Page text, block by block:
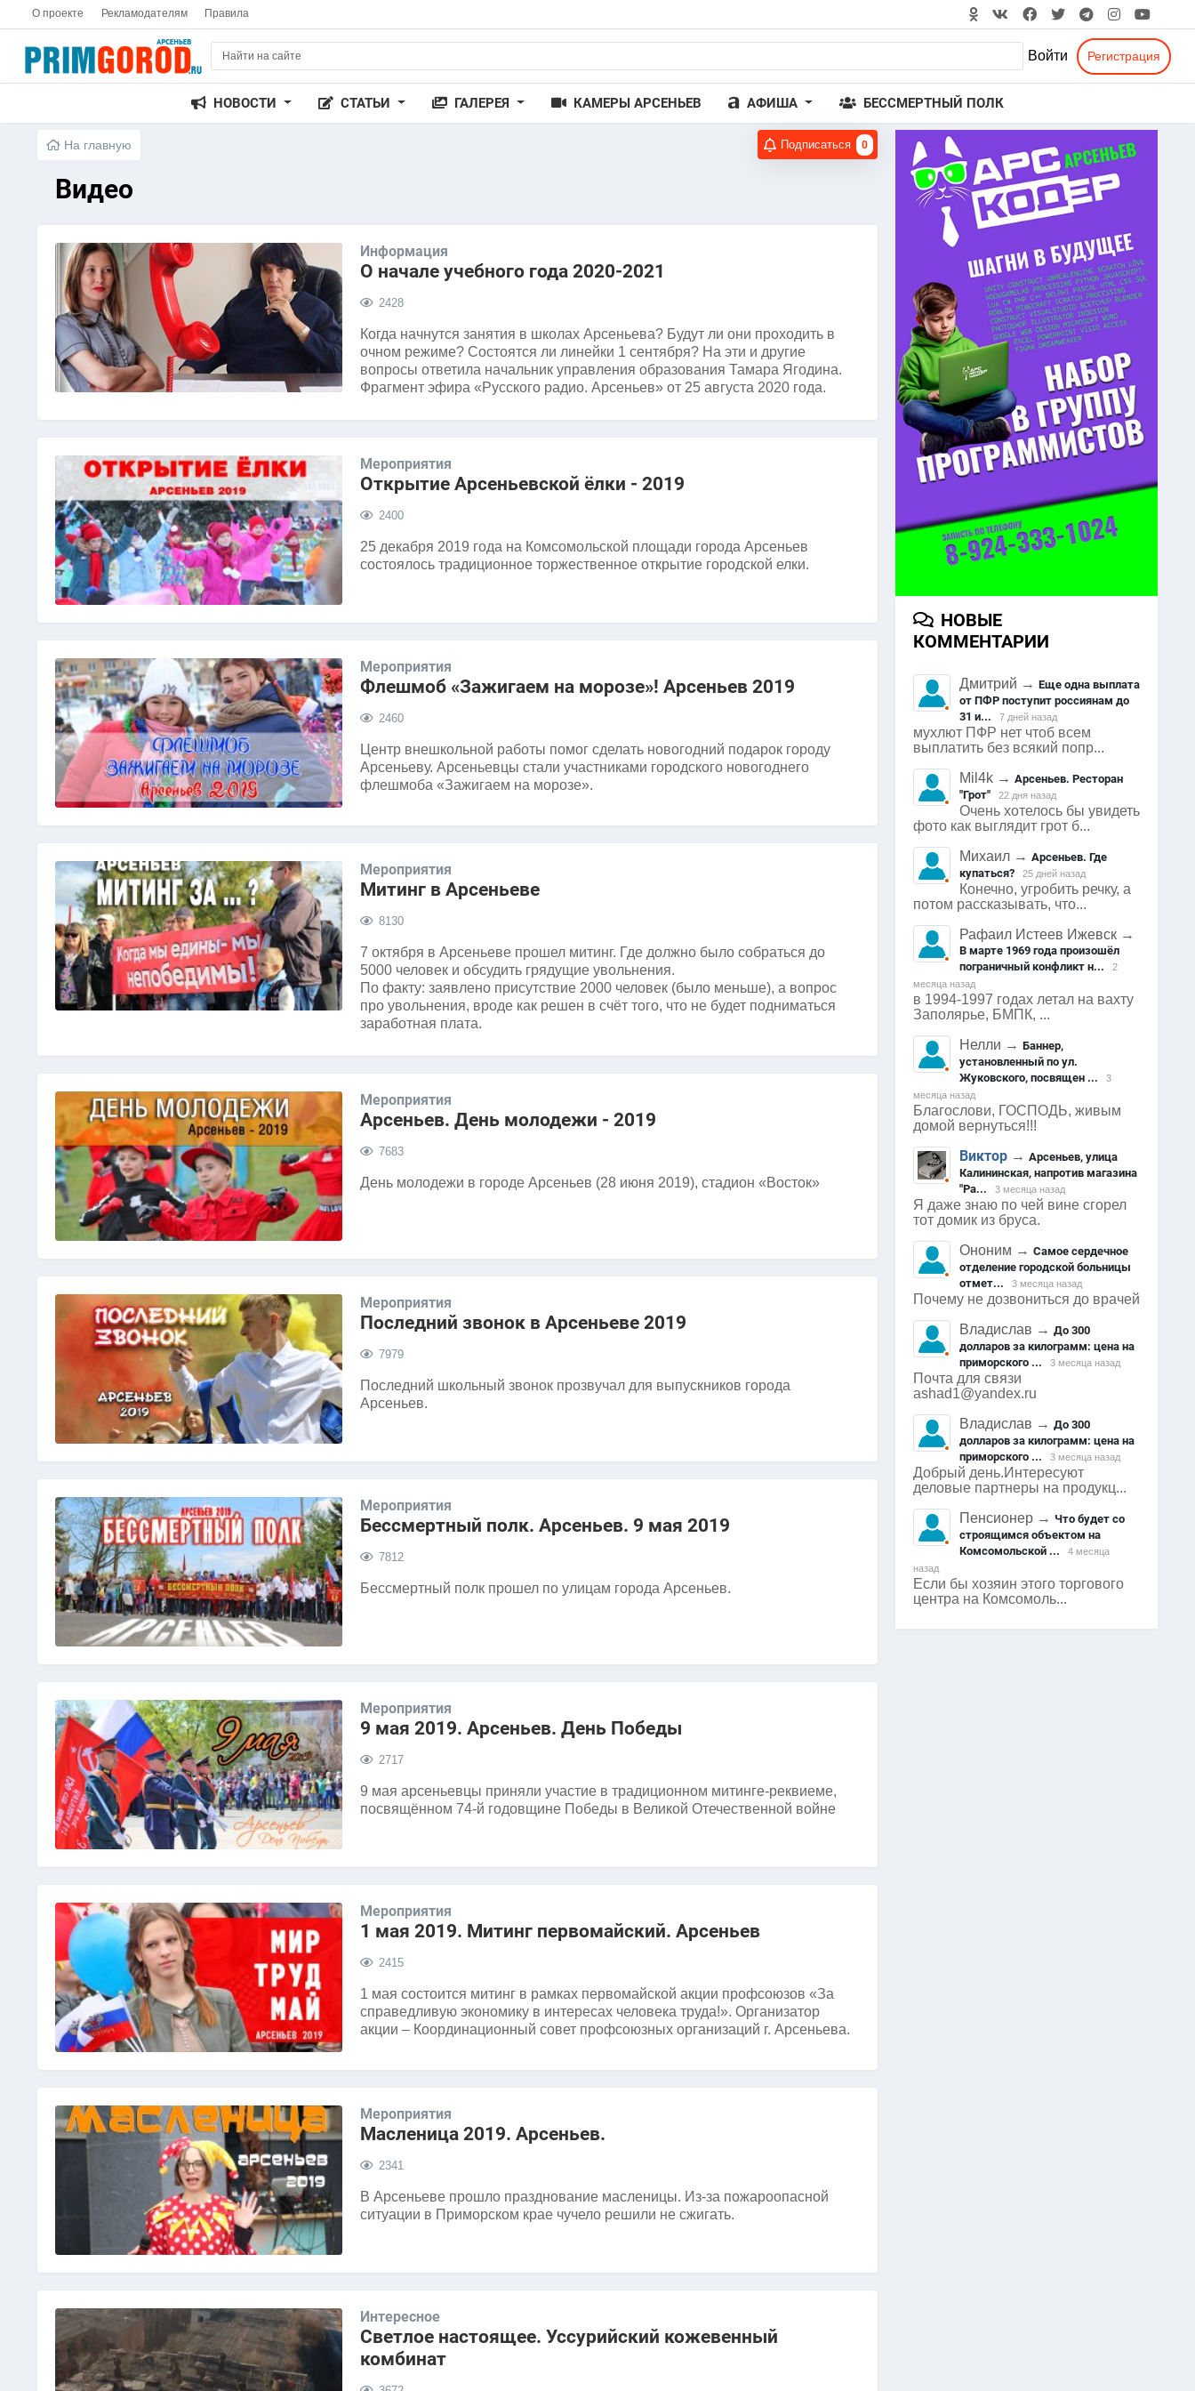
О проекте Рекламодателям Правила
Войти Регистрация
НОВОСТИ СТАТЬИ ГАЛЕРЕЯ КАМЕРЫ АРСЕНЬЕВ АФИША БЕССМЕРТНЫЙ ПОЛК
На главную Подписаться 0
Видео
Информация
О начале учебного года 2020-2021
2428
Когда начнутся занятия в школах Арсеньева? Будут ли они проходить в
очном режиме? Состоятся ли линейки 1 сентября? На эти и другие
вопросы ответила начальник управления образования Тамара Ягодина.
Фрагмент эфира «Русского радио. Арсеньев» от 25 августа 2020 года.
Мероприятия
Открытие Арсеньевской ёлки - 2019
2400
25 декабря 2019 года на Комсомольской площади города Арсеньев
состоялось традиционное торжественное открытие городской елки.
Мероприятия
Флешмоб «Зажигаем на морозе»! Арсеньев 2019
2460
Центр внешкольной работы помог сделать новогодний подарок городу
Арсеньеву. Арсеньевцы стали участниками городского новогоднего
флешмоба «Зажигаем на морозе».
Мероприятия
Митинг в Арсеньеве
8130
7 октября в Арсеньеве прошел митинг. Где должно было собраться до
5000 человек и обсудить грядущие увольнения.
По факту: заявлено присутствие 2000 человек (было меньше), а вопрос
про увольнения, вроде как решен в счёт того, что не будет подниматься
заработная плата.
Мероприятия
Арсеньев. День молодежи - 2019
7683
День молодежи в городе Арсеньев (28 июня 2019), стадион «Восток»
Мероприятия
Последний звонок в Арсеньеве 2019
7979
Последний школьный звонок прозвучал для выпускников города
Арсеньев.
Мероприятия
Бессмертный полк. Арсеньев. 9 мая 2019
7812
Бессмертный полк прошел по улицам города Арсеньев.
Мероприятия
9 мая 2019. Арсеньев. День Победы
2717
9 мая арсеньевцы приняли участие в традиционном митинге-реквиеме,
посвящённом 74-й годовщине Победы в Великой Отечественной войне
Мероприятия
1 мая 2019. Митинг первомайский. Арсеньев
2415
1 мая состоится митинг в рамках первомайской акции профсоюзов «За
справедливую экономику в интересах человека труда!». Организатор
акции – Координационный совет профсоюзных организаций г. Арсеньева.
Мероприятия
Масленица 2019. Арсеньев.
2341
В Арсеньеве прошло празднование масленицы. Из-за пожароопасной
ситуации в Приморском крае чучело решили не сжигать.
Интересное
Светлое настоящее. Уссурийский кожевенный
комбинат
НОВЫЕ
КОММЕНТАРИИ
Дмитрий →Еще одна выплата
от ПФР поступит россиянам до
31 и...
7 дней назад
мухлют ПФР нет чтоб всем
выплатить без всякий попр...
Mil4k →Арсеньев. Ресторан
"Грот"
22 дня назад
Очень хотелось бы увидеть
фото как выглядит грот б...
Михаил →Арсеньев. Где
купаться?
25 дней назад
Конечно, угробить речку, а
потом рассказывать, что...
Рафаил Истеев Ижевск →
В марте 1969 года произошёл
пограничный конфликт н...
2
месяца назад
в 1994-1997 годах летал на вахту
Заполярье, БМПК, ...
Нелли →Баннер,
установленный по ул.
Жуковского, посвящен ...
3
месяца назад
Благослови, ГОСПОДЬ, живым
домой вернуться!!!
Виктор →Арсеньев, улица
Калининская, напротив магазина
"Ра...
3 месяца назад
Я даже знаю по чей вине сгорел
тот домик из бруса.
Ононим →Самое сердечное
отделение городской больницы
отмет...
3 месяца назад
Почему не дозвониться до врачей
Владислав →До 300
долларов за килограмм: цена на
приморского ...
3 месяца назад
Почта для связи
ashad1@yandex.ru
Владислав →До 300
долларов за килограмм: цена на
приморского ...
3 месяца назад
Добрый день.Интересуют
деловые партнеры на продукц...
Пенсионер →Что будет со
строящимся объектом на
Комсомольской ...
4 месяца
назад
Если бы хозяин этого торгового
центра на Комсомоль...